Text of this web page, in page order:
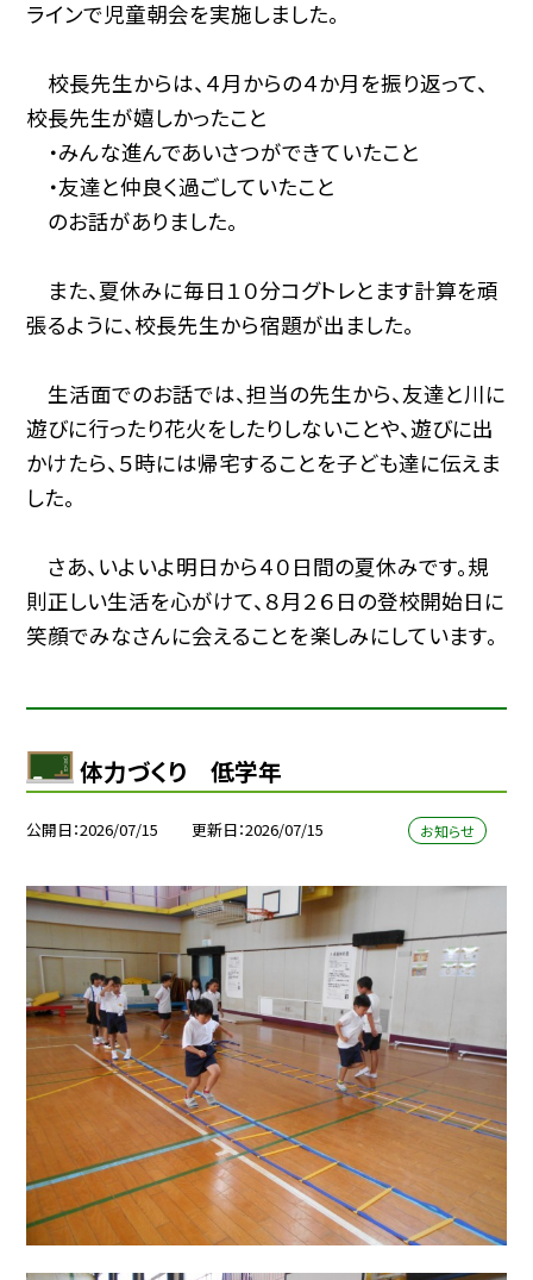
ラインで児童朝会を実施しました。
校長先生からは、４月からの４か月を振り返って、
校長先生が嬉しかったこと
・みんな進んであいさつができていたこと
・友達と仲良く過ごしていたこと
のお話がありました。
また、夏休みに毎日１０分コグトレとます計算を頑
張るように、校長先生から宿題が出ました。
生活面でのお話では、担当の先生から、友達と川に
遊びに行ったり花火をしたりしないことや、遊びに出
かけたら、５時には帰宅することを子ども達に伝えま
した。
さあ、いよいよ明日から４０日間の夏休みです。規
則正しい生活を心がけて、８月２６日の登校開始日に
笑顔でみなさんに会えることを楽しみにしています。
体力づくり 低学年
公開日 2026/07/15 更新日 2026/07/15 お知らせ